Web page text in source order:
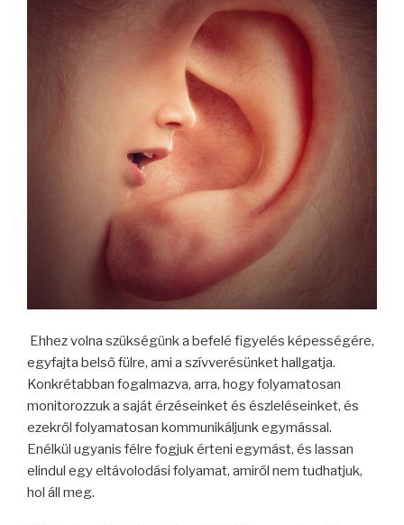
Ehhez volna szükségünk a befelé figyelés képességére,
egyfajta belső fülre, ami a szívverésünket hallgatja.
Konkrétabban fogalmazva, arra, hogy folyamatosan
monitorozzuk a saját érzéseinket és észleléseinket, és
ezekről folyamatosan kommunikáljunk egymással.
Enélkül ugyanis félre fogjuk érteni egymást, és lassan
elindul egy eltávolodási folyamat, amiről nem tudhatjuk,
hol áll meg.